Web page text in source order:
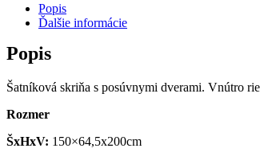
Popis
Ďalšie informácie
Popis
Šatníková skriňa s posúvnymi dverami. Vnútro
Rozmer
ŠxHxV: 150×64,5x200cm